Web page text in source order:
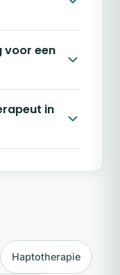
voor een
in
Haptotherapie